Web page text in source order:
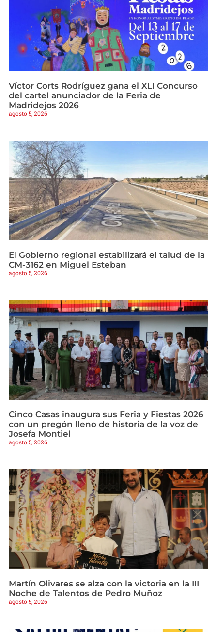
Víctor Corts Rodríguez gana el XLI Concurso
del cartel anunciador de la Feria de
Madridejos 2026
agosto 5, 2026
El Gobierno regional estabilizará el talud de la
CM-3162 en Miguel Esteban
agosto 5, 2026
Cinco Casas inaugura sus Feria y Fiestas 2026
con un pregón lleno de historia de la voz de
Josefa Montiel
agosto 5, 2026
Martín Olivares se alza con la victoria en la III
Noche de Talentos de Pedro Muñoz
agosto 5, 2026